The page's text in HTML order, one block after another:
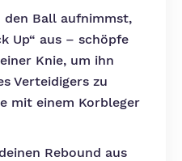
den Ball aufnimmst,
Up“ aus – schöpfe
Knie, um ihn
Verteidigers zu
mit einem Korbleger
Rebound aus